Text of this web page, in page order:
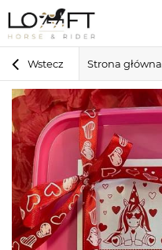
Wstecz Strona główna